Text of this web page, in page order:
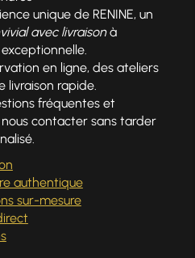
unique de RENINE, un
avec livraisonà
en ligne, des ateliers
livraison rapide.
fréquentes et
contacter sans tarder
authentique
sur-mesure